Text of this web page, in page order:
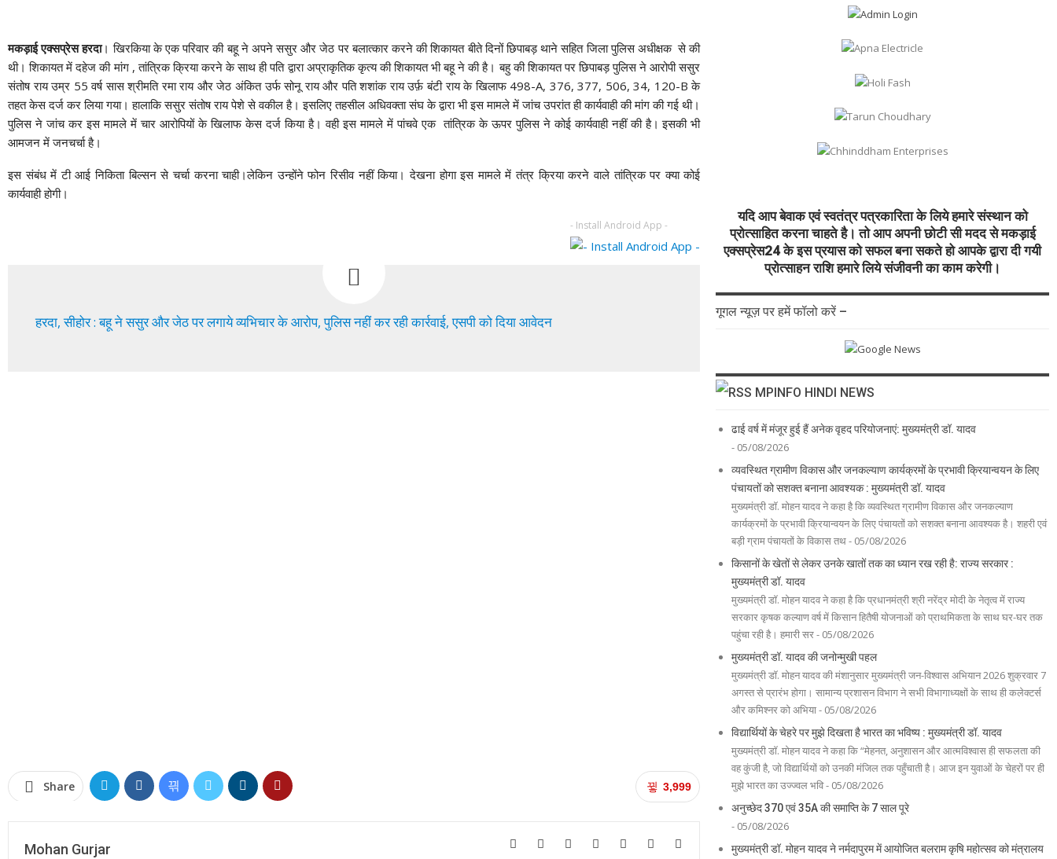
मकड़ाई एक्सप्रेस हरदा। खिरकिया के एक परिवार की बहू ने अपने ससुर और जेठ पर बलात्कार करने की शिकायत बीते दिनों छिपाबड़ थाने सहित जिला पुलिस अधीक्षक से की
थी। शिकायत में दहेज की मांग , तांत्रिक क्रिया करने के साथ ही पति द्वारा अप्राकृतिक कृत्य की शिकायत भी बहू ने की है। बहु की शिकायत पर छिपाबड़ पुलिस ने आरोपी ससुर
संतोष राय उम्र 55 वर्ष सास श्रीमति रमा राय और जेठ अंकित उर्फ सोनू राय और पति शशांक राय उर्फ़ बंटी राय के खिलाफ 498-A, 376, 377, 506, 34, 120-B के
तहत केस दर्ज कर लिया गया। हालाकि ससुर संतोष राय पेशे से वकील है। इसलिए तहसील अधिवक्ता संघ के द्वारा भी इस मामले में जांच उपरांत ही कार्यवाही की मांग की गई थी।
पुलिस ने जांच कर इस मामले में चार आरोपियों के खिलाफ केस दर्ज किया है। वही इस मामले में पांचवे एक तांत्रिक के ऊपर पुलिस ने कोई कार्यवाही नहीं की है। इसकी भी
आमजन में जनचर्चा है।
इस संबंध में टी आई निकिता बिल्सन से चर्चा करना चाही।लेकिन उन्होंने फोन रिसीव नहीं किया। देखना होगा इस मामले में तंत्र क्रिया करने वाले तांत्रिक पर क्या कोई
कार्यवाही होगी।
- Install Android App -
हरदा, सीहोर : बहू ने ससुर और जेठ पर लगाये व्यभिचार के आरोप, पुलिस नहीं कर रही कार्रवाई, एसपी को दिया आवेदन
3,999
Share
Mohan Gurjar
यदि आप बेवाक एवं स्वतंत्र पत्रकारिता के लिये हमारे संस्थान को
प्रोत्साहित करना चाहते है। तो आप अपनी छोटी सी मदद से मकड़ाई
एक्सप्रेस24 के इस प्रयास को सफल बना सकते हो आपके द्वारा दी गयी
प्रोत्साहन राशि हमारे लिये संजीवनी का काम करेगी।
गूगल न्यूज़ पर हमें फॉलो करें –
MPINFO HINDI NEWS
ढाई वर्ष में मंजूर हुई हैं अनेक वृहद परियोजनाएं: मुख्यमंत्री डॉ. यादव
- 05/08/2026
व्यवस्थित ग्रामीण विकास और जनकल्याण कार्यक्रमों के प्रभावी क्रियान्वयन के लिए
पंचायतों को सशक्त बनाना आवश्यक : मुख्यमंत्री डॉ. यादव
मुख्यमंत्री डॉ. मोहन यादव ने कहा है कि व्यवस्थित ग्रामीण विकास और जनकल्याण
कार्यक्रमों के प्रभावी क्रियान्वयन के लिए पंचायतों को सशक्त बनाना आवश्यक है। शहरी एवं
बड़ी ग्राम पंचायतों के विकास तथ - 05/08/2026
किसानों के खेतों से लेकर उनके खातों तक का ध्यान रख रही है: राज्य सरकार :
मुख्यमंत्री डॉ. यादव
मुख्यमंत्री डॉ. मोहन यादव ने कहा है कि प्रधानमंत्री श्री नरेंद्र मोदी के नेतृत्व में राज्य
सरकार कृषक कल्याण वर्ष में किसान हितैषी योजनाओं को प्राथमिकता के साथ घर-घर तक
पहुंचा रही है। हमारी सर - 05/08/2026
मुख्यमंत्री डॉ. यादव की जनोन्मुखी पहल
मुख्यमंत्री डॉ. मोहन यादव की मंशानुसार मुख्यमंत्री जन-विश्वास अभियान 2026 शुक्रवार 7
अगस्त से प्रारंभ होगा। सामान्य प्रशासन विभाग ने सभी विभागाध्यक्षों के साथ ही कलेक्टर्स
और कमिश्नर को अभिया - 05/08/2026
विद्यार्थियों के चेहरे पर मुझे दिखता है भारत का भविष्य : मुख्यमंत्री डॉ. यादव
मुख्यमंत्री डॉ. मोहन यादव ने कहा कि “मेहनत, अनुशासन और आत्मविश्वास ही सफलता की
वह कुंजी है, जो विद्यार्थियों को उनकी मंजिल तक पहुँचाती है। आज इन युवाओं के चेहरों पर ही
मुझे भारत का उज्ज्वल भवि - 05/08/2026
अनुच्छेद 370 एवं 35A की समाप्ति के 7 साल पूरे
- 05/08/2026
मुख्यमंत्री डॉ. मोहन यादव ने नर्मदापुरम में आयोजित बलराम कृषि महोत्सव को मंत्रालय